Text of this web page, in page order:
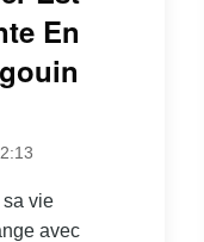
En
vie
avec